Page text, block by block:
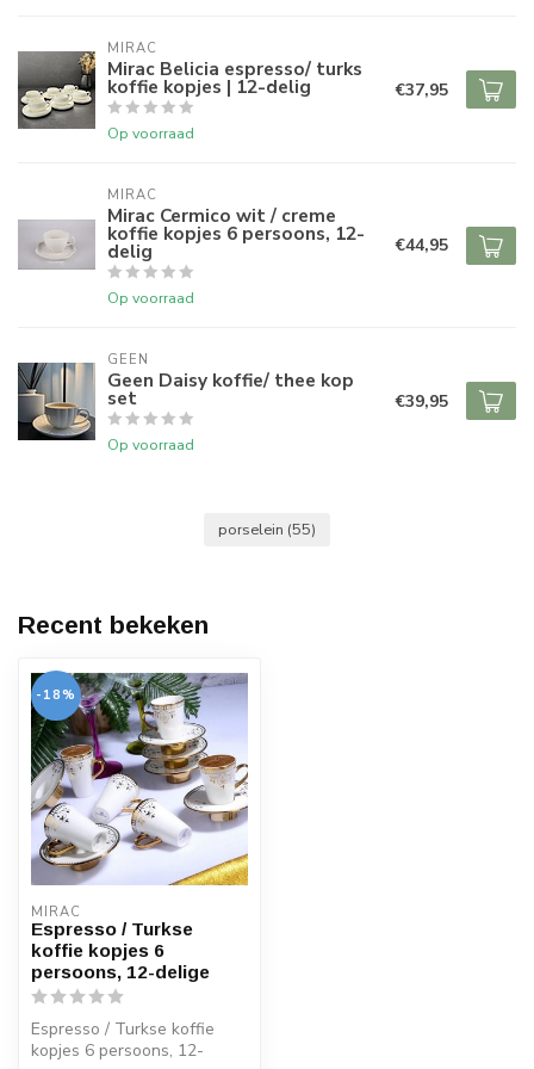
MIRAC
Mirac Belicia espresso/ turks
koffie kopjes | 12-delig
Op voorraad
€37,95
MIRAC
Mirac Cermico wit / creme
koffie kopjes 6 persoons, 12-
delig
Op voorraad
€44,95
GEEN
Geen Daisy koffie/ thee kop
set
Op voorraad
€39,95
porselein (55)
Recent bekeken
-18%
MIRAC
Espresso / Turkse
koffie kopjes 6
persoons, 12-delige
Espresso / Turkse koffie
kopjes 6 persoons, 12-